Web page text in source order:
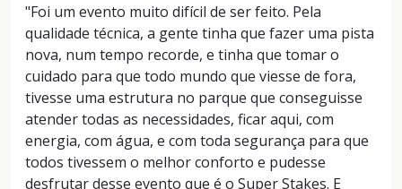
"Foi um evento muito difícil de ser feito. Pela
qualidade técnica, a gente tinha que fazer uma pista
nova, num tempo recorde, e tinha que tomar o
cuidado para que todo mundo que viesse de fora,
tivesse uma estrutura no parque que conseguisse
atender todas as necessidades, ficar aqui, com
energia, com água, e com toda segurança para que
todos tivessem o melhor conforto e pudesse
desfrutar desse evento que é o Super Stakes. E